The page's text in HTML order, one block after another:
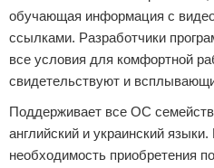
обучающая информация с
ссылками. Разработчики
все условия для комфортной
свидетельствуют и
Поддерживает все ОС
английский и украинский
необходимость приобретения